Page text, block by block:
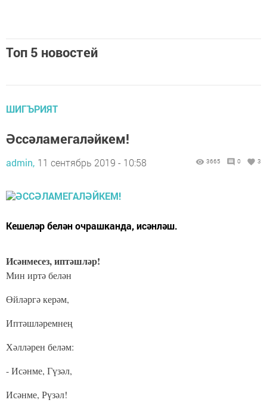
Топ 5 новостей
ШИГЪРИЯТ
Әссәламегаләйкем!
admin, 11 сентябрь 2019 - 10:58 3665 0 3
Кешеләр белән очрашканда, исәнләш.
Исәнмесез, иптәшләр!
Мин иртә белән
Өйләргә керәм,
Иптәшләремнең
Хәлләрен беләм:
- Исәнме, Гүзәл,
Исәнме, Рүзәл!